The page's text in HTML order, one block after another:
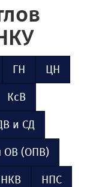
ГН ЦН
КсВ
и СД
ОВ (ОПВ)
НКВ НПС